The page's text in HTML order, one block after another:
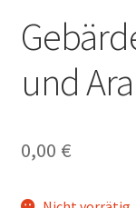
und
0,00 €